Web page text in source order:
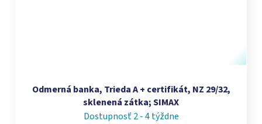
Odmerná banka, Trieda A + certifikát, NZ 29/32,
sklenená zátka; SIMAX
Dostupnosť 2 - 4 týždne